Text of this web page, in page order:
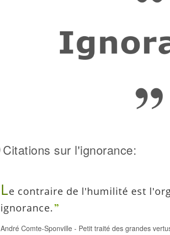
Citations sur l'ignorance:
Le contraire de l'humilité est
ignorance.
André Comte-Sponville - Petit traité des grandes